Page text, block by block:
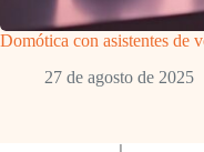
Domótica con asistentes de
27 de agosto de 2025